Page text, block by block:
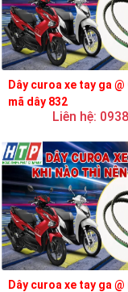
Dây curoa xe tay ga @
mã dây 832
Liên hệ:
Dây curoa xe tay ga @